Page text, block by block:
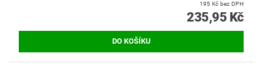
195 Kč bez DPH
235,95 Kč